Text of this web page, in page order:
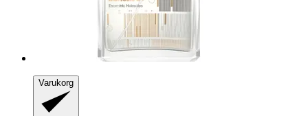
Varukorg